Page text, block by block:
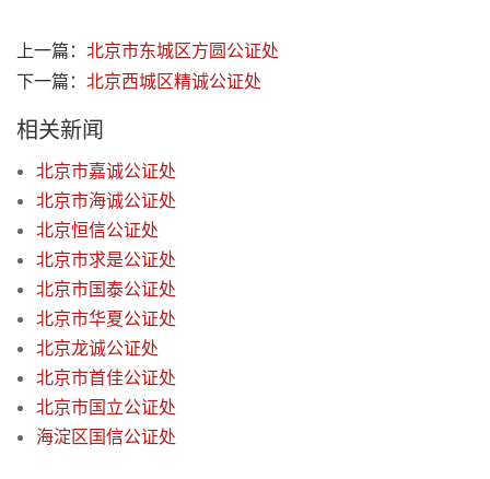
上一篇： 北京市东城区方圆公证处
下一篇： 北京西城区精诚公证处
相关新闻
北京市嘉诚公证处
北京市海诚公证处
北京恒信公证处
北京市求是公证处
北京市国泰公证处
北京市华夏公证处
北京龙诚公证处
北京市首佳公证处
北京市国立公证处
海淀区国信公证处